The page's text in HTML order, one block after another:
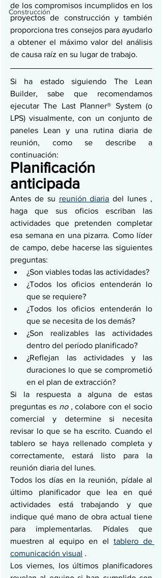
Construcción
de los compromisos incumplidos en los
proyectos de construcción y también
proporciona tres consejos para ayudarlo
a obtener el máximo valor del análisis
de causa raíz en su lugar de trabajo.
Si ha estado siguiendo The Lean
Builder, sabe que recomendamos
ejecutar The Last Planner® System (o
LPS) visualmente, con un conjunto de
paneles Lean y una rutina diaria de
reunión, como se describe a
continuación:
Planificación
anticipada
Antes de su reunión diaria del lunes ,
haga que sus oficios escriban las
actividades que pretenden completar
esa semana en una pizarra. Como líder
de campo, debe hacerse las siguientes
preguntas:
¿Son viables todas las actividades?
¿Todos los oficios entenderán lo
que se requiere?
¿Todos los oficios entenderán lo
que se necesita de los demás?
¿Son realizables las actividades
dentro del período planificado?
¿Reflejan las actividades y las
duraciones lo que se comprometió
en el plan de extracción?
Si la respuesta a alguna de estas
preguntas es no , colabore con el socio
comercial y determine si necesita
revisar lo que se ha escrito. Cuando el
tablero se haya rellenado completa y
correctamente, estará listo para la
reunión diaria del lunes.
Todos los días en la reunión, pídale al
último planificador que lea en qué
actividades está trabajando y que
indique qué mano de obra actual tiene
para implementarlas. Pídales que
muestren al equipo en el tablero de
comunicación visual .
Los viernes, los últimos planificadores